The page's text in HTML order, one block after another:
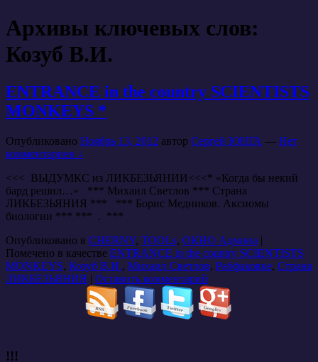
Архивы ключевых слов:
Козуб В.И.
ENTRANCE in the country SCIENTISTS
MONKEYS *
Опубликовано Ноябрь 13, 2012 автор Сергей ЮНГА — Нет
комментариев ↓
<<< ВЫДУМКС из ЛИКБЕЗЬЯНИИ<<<* «Когда бы некий
бард решил…» *** Михаил Светлов *** Страна
ЛИКБЕЗЬЯНИЯ *** *** Борис Медников. Аксиомы
биологии *** *** . ***
Опубликовано в CHERNY, TOOLs, ОКНО Админа |
Помечено в качестве ENTRANCE in the country SCIENTISTS
MONKEYS, Козуб В.И., Михаил Светлов, Рабфаковке, Страна
ЛИКБЕЗЬЯНИЯ | Оставить комментарий
!!!